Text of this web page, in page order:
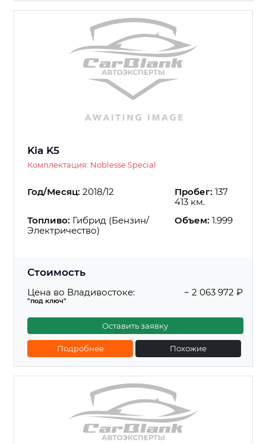
Kia K5
Комплектация: Noblesse Special
Год/Месяц: 2018/12 Пробег: 137
413 км.
Топливо: Гибрид (Бензин/
Электричество)
Объем: 1.999
Стоимость
Цена во Владивостоке:
"под ключ"
~ 2 063 972 ₽
Оставить заявку
Подробнее Похожие